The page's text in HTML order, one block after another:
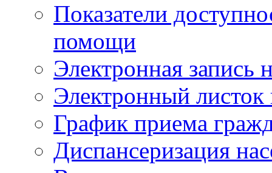
Показатели
помощи
Электронная запись
Электронный листок
График приема
Диспансеризация